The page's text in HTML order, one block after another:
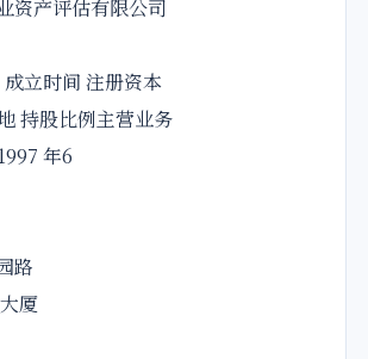
资产评估有限公司
立时间 注册资本
持股比例主营业务
年6
路
厦